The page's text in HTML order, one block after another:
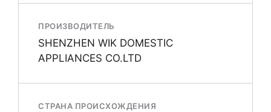
ПРОИЗВОДИТЕЛЬ
SHENZHEN WIK DOMESTIC
APPLIANCES CO.LTD
СТРАНА ПРОИСХОЖДЕНИЯ